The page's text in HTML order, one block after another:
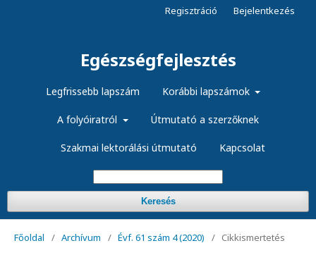
Egészségfejlesztés
Legfrissebb lapszám Korábbi lapszámok
A folyóiratról Útmutató a szerzőknek
Szakmai lektorálási útmutató Kapcsolat
Keresés
Regisztráció Bejelentkezés
Főoldal / Archívum / Évf. 61 szám 4 (2020) / Cikkismertetés